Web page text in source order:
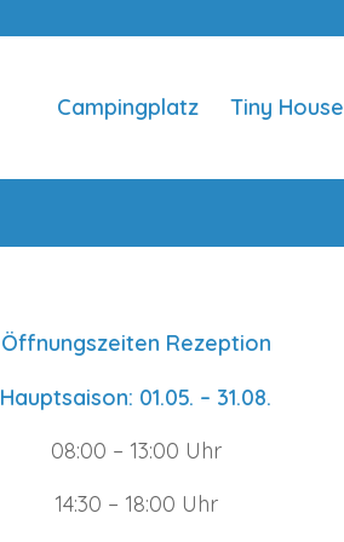
Campingplatz Tiny House
Öffnungszeiten Rezeption
Hauptsaison: 01.05. – 31.08.
08:00 – 13:00 Uhr
14:30 – 18:00 Uhr